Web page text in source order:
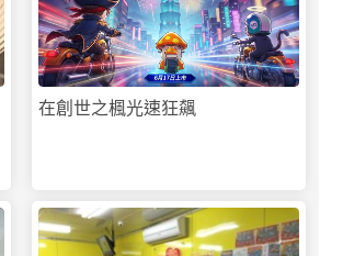
在創世之楓光速狂飆